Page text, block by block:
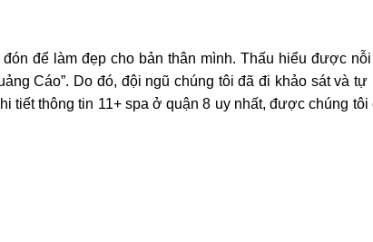
để làm đẹp cho bản thân mình. Thấu hiểu được
Cáo”. Do đó, đội ngũ chúng tôi đã đi khảo sát và tự
tiết thông tin 11+ spa ở quận 8 uy nhất, được chúng tôi